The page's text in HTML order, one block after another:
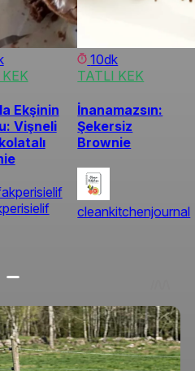
Ekşinin
Vişneli
10dk
TATLI KEK
İnanamazsın:
Şekersiz
Brownie
cleankitchenjournal